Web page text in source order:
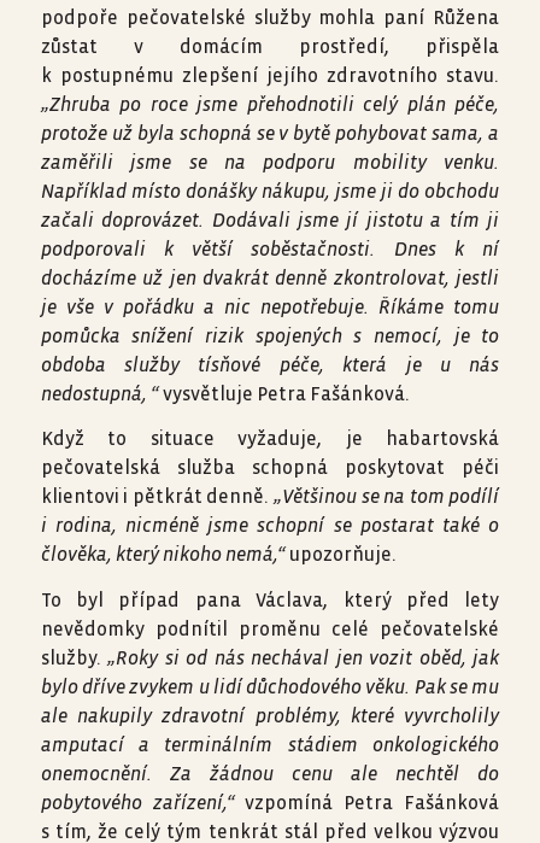
podpoře pečovatelské služby mohla paní Růžena
zůstat v domácím prostředí, přispěla
k postupnému zlepšení jejího zdravotního stavu.
„Zhruba po roce jsme přehodnotili celý plán péče,
protože už byla schopná se v bytě pohybovat sama, a
zaměřili jsme se na podporu mobility venku.
Například místo donášky nákupu, jsme ji do obchodu
začali doprovázet. Dodávali jsme jí jistotu a tím ji
podporovali k větší soběstačnosti. Dnes k ní
docházíme už jen dvakrát denně zkontrolovat, jestli
je vše v pořádku a nic nepotřebuje. Říkáme tomu
pomůcka snížení rizik spojených s nemocí, je to
obdoba služby tísňové péče, která je u nás
nedostupná, “vysvětluje Petra Fašánková.
Když to situace vyžaduje, je habartovská
pečovatelská služba schopná poskytovat péči
klientovi i pětkrát denně. „Většinou se na tom podílí
i rodina, nicméně jsme schopní se postarat také o
člověka, který nikoho nemá,“upozorňuje.
To byl případ pana Václava, který před lety
nevědomky podnítil proměnu celé pečovatelské
služby.„Roky si od nás nechával jen vozit oběd, jak
bylo dříve zvykem u lidí důchodového věku. Pak se mu
ale nakupily zdravotní problémy, které vyvrcholily
amputací a terminálním stádiem onkologického
onemocnění. Za žádnou cenu ale nechtěl do
pobytového zařízení,“vzpomíná Petra Fašánková
s tím, že celý tým tenkrát stál před velkou výzvou